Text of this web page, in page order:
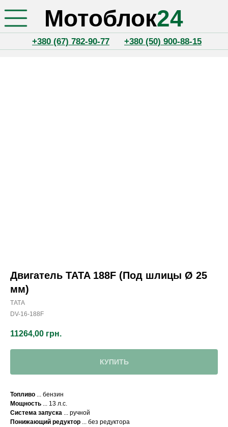
Мотоблок24
Двигатель TATA 188F (Под шлицы Ø 25
мм)
ТАТА
DV-16-188F
11264,00 грн.
КУПИТЬ
Топливо ... бензин
Мощность ... 13 л.с.
Система запуска ... ручной
Понижающий редуктор ... без редуктора